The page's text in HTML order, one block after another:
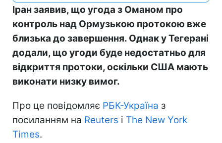
Іран заявив, що угода з Оманом про
контроль над Ормузькою протокою вже
близька до завершення. Однак у Тегерані
додали, що угоди буде недостатньо для
відкриття протоки, оскільки США мають
виконати низку вимог.
Про це повідомляє РБК-Україна з
посиланням на Reuters і The New York
Times.